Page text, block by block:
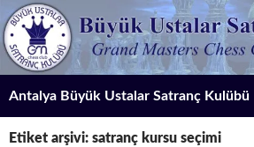
İçeriğe
atla
Antalya Büyük Ustalar Satranç Kulübü
Etiket arşivi: satranç kursu seçimi